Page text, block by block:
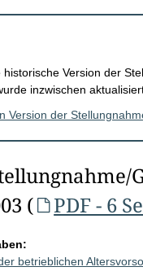
historische Version der
inzwischen
Version der
(
PDF - 6
betrieblichen